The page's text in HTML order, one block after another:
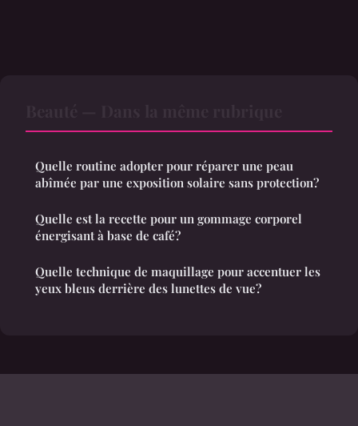
Quelle routine adopter pour réparer une peau
abîmée par une exposition solaire sans protection?
Quelle est la recette pour un gommage corporel
énergisant à base de café?
Quelle technique de maquillage pour accentuer les
yeux bleus derrière des lunettes de vue?